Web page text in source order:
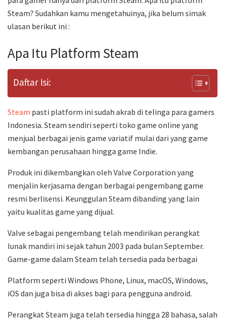
Steam? Sudahkan kamu mengetahuinya, jika belum simak
ulasan berikut ini :
Apa Itu Platform Steam
Daftar Isi:
Steam pasti platform ini sudah akrab di telinga para gamers
Indonesia. Steam sendiri seperti toko game online yang
menjual berbagai jenis game variatif mulai dari yang game
kembangan perusahaan hingga game Indie.
Produk ini dikembangkan oleh Valve Corporation yang
menjalin kerjasama dengan berbagai pengembang game
resmi berlisensi. Keunggulan Steam dibanding yang lain
yaitu kualitas game yang dijual.
Valve sebagai pengembang telah mendirikan perangkat
lunak mandiri ini sejak tahun 2003 pada bulan September.
Game-game dalam Steam telah tersedia pada berbagai
Platform seperti Windows Phone, Linux, macOS, Windows,
iOS dan juga bisa di akses bagi para pengguna android.
Perangkat Steam juga telah tersedia hingga 28 bahasa, salah